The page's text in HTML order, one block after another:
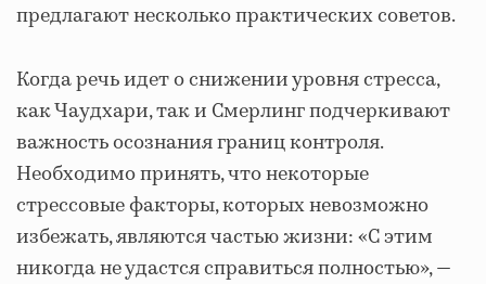
предлагают несколько практических советов.
Когда речь идет о снижении уровня стресса,
как Чаудхари, так и Смерлинг подчеркивают
важность осознания границ контроля.
Необходимо принять, что некоторые
стрессовые факторы, которых невозможно
избежать, являются частью жизни: «С этим
никогда не удастся справиться полностью», —